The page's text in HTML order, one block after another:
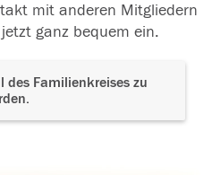
mit anderen Mitgliedern
ganz bequem ein.
des Familienkreises zu